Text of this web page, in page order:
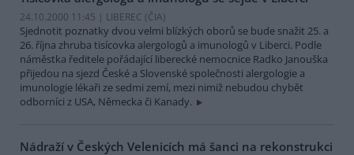
24.10.2000 11:45 | LIBEREC (ČIA)
Sjednotit poznatky dvou velmi blízkých oborů se bude snažit 25. a
26. října zhruba tisícovka alergologů a imunologů v Liberci. Podle
náměstka ředitele pořádající liberecké nemocnice Radko Janouška
přijedou na sjezd České a Slovenské společnosti alergologie a
imunologie lékaři ze sedmi zemí, mezi nimiž nebudou chybět
odborníci z USA, Německa či Kanady.
Nádraží v Českých Velenicích má šanci na rekonstrukci